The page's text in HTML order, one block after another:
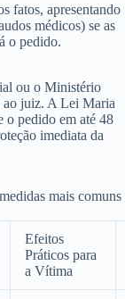
fatos, apresentando
médicos) se as
o pedido.
ou o Ministério
ao juiz. A Lei Maria
o pedido em até 48
imediata da
mais comuns
Efeitos
Práticos para
a Vítima